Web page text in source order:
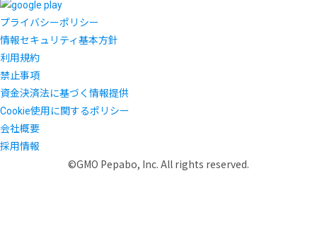
プライバシーポリシー
情報セキュリティ基本方針
利用規約
禁止事項
資金決済法に基づく情報提供
Cookie使用に関するポリシー
会社概要
採用情報
©GMO Pepabo, Inc. All rights reserved.